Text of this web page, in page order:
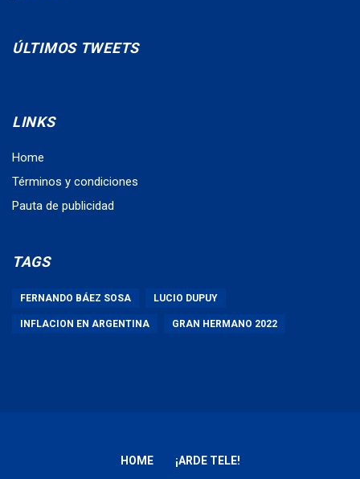
ÚLTIMOS TWEETS
LINKS
Home
Términos y condiciones
Pauta de publicidad
TAGS
FERNANDO BÁEZ SOSA LUCIO DUPUY
INFLACION EN ARGENTINA GRAN HERMANO 2022
HOME ¡ARDE TELE!